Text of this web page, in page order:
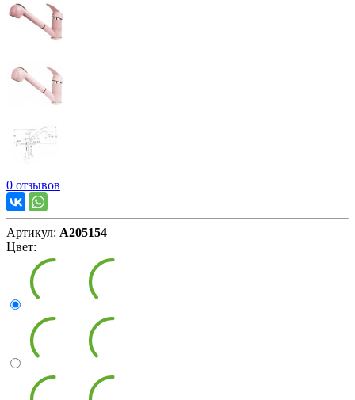
0 отзывов
Артикул: А205154
Цвет: